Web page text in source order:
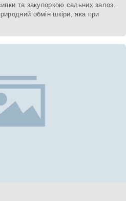
та закупоркою сальних залоз.
обмін шкіри, яка при